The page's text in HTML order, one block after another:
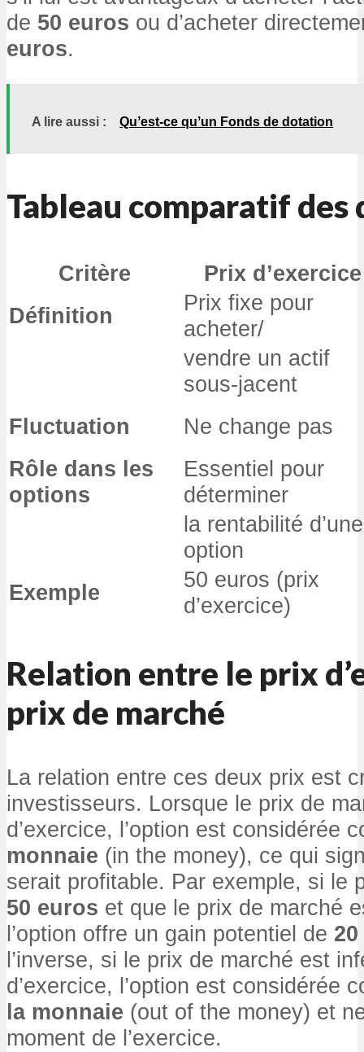
de 50 euros ou d’acheter
euros.
A lire aussi : Quʼest-ce quʼun Fonds de dotation
Tableau comparatif des
Critère
Prix d’exercice
Définition
Prix fixe pour
acheter/
vendre un actif
sous-jacent
Fluctuation
Ne change pas
Rôle dans les
options
Essentiel pour
déterminer
la rentabilité d’une
option
Exemple
50 euros (prix
d’exercice)
Relation entre le prix
prix de marché
La relation entre ces deux prix est
investisseurs. Lorsque le prix de
d’exercice, l’option est considérée
monnaie (in the money), ce qui
serait profitable. Par exemple, si le
50 euros et que le prix de marché
l’option offre un gain potentiel de
l’inverse, si le prix de marché est
d’exercice, l’option est considérée
la monnaie (out of the money) et
moment de l’exercice.